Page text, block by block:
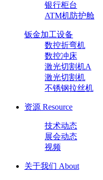
银行柜台
ATM机防护舱
钣金加工设备
数控折弯机
数控冲床
激光切割机A
激光切割机
不锈钢拉丝机
资源 Resource
技术动态
展会动态
视频
关于我们 About